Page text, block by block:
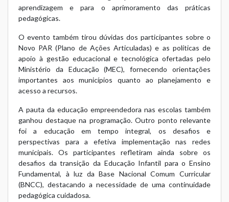
aprendizagem e para o aprimoramento das práticas
pedagógicas.
O evento também tirou dúvidas dos participantes sobre o
Novo PAR (Plano de Ações Articuladas) e as políticas de
apoio à gestão educacional e tecnológica ofertadas pelo
Ministério da Educação (MEC), fornecendo orientações
importantes aos municípios quanto ao planejamento e
acesso a recursos.
A pauta da educação empreendedora nas escolas também
ganhou destaque na programação. Outro ponto relevante
foi a educação em tempo integral, os desafios e
perspectivas para a efetiva implementação nas redes
municipais. Os participantes refletiram ainda sobre os
desafios da transição da Educação Infantil para o Ensino
Fundamental, à luz da Base Nacional Comum Curricular
(BNCC), destacando a necessidade de uma continuidade
pedagógica cuidadosa.